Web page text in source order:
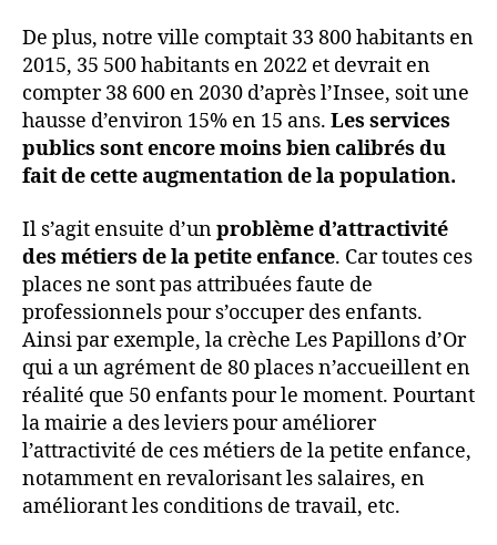
De plus, notre ville comptait 33 800 habitants en
2015, 35 500 habitants en 2022 et devrait en
compter 38 600 en 2030 d’après l’Insee, soit une
hausse d’environ 15% en 15 ans. Les services
publics sont encore moins bien calibrés du
fait de cette augmentation de la population.
Il s’agit ensuite d’unproblème d’attractivité
des métiers de la petite enfance. Car toutes ces
places ne sont pas attribuées faute de
professionnels pour s’occuper des enfants.
Ainsi par exemple, la crèche Les Papillons d’Or
qui a un agrément de 80 places n’accueillent en
réalité que 50 enfants pour le moment. Pourtant
la mairie a des leviers pour améliorer
l’attractivité de ces métiers de la petite enfance,
notamment en revalorisant les salaires, en
améliorant les conditions de travail, etc.